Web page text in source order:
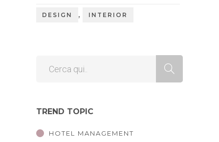
DESIGN , INTERIOR
TREND TOPIC
HOTEL MANAGEMENT